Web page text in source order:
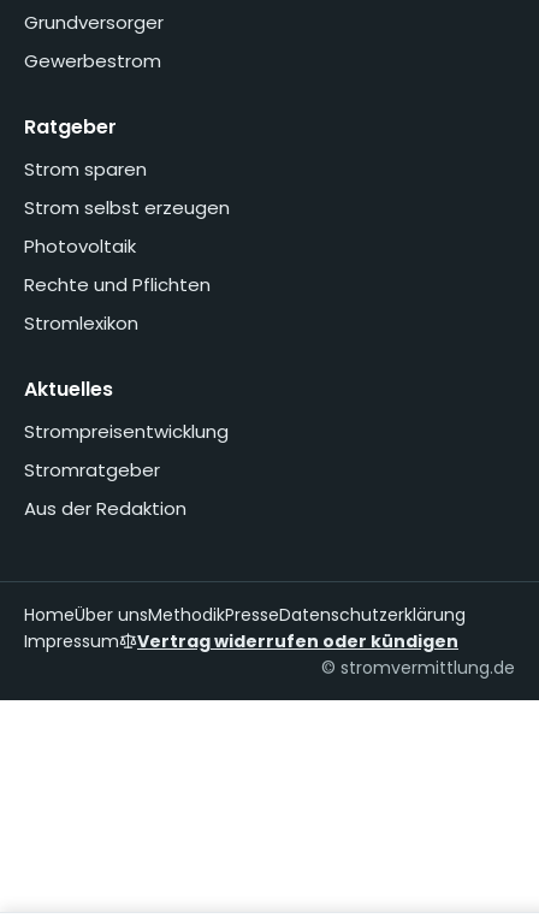
Grundversorger
Gewerbestrom
Ratgeber
Strom sparen
Strom selbst erzeugen
Photovoltaik
Rechte und Pflichten
Stromlexikon
Aktuelles
Strompreisentwicklung
Stromratgeber
Aus der Redaktion
HomeÜber unsMethodikPresseDatenschutzerklärung
Impressum
Vertrag widerrufen oder kündigen
© stromvermittlung.de